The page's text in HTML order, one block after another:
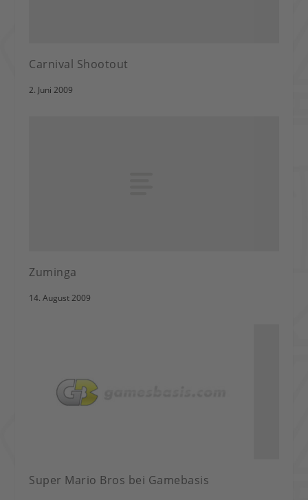
Carnival Shootout
2. Juni 2009
Zuminga
14. August 2009
Super Mario Bros bei Gamebasis